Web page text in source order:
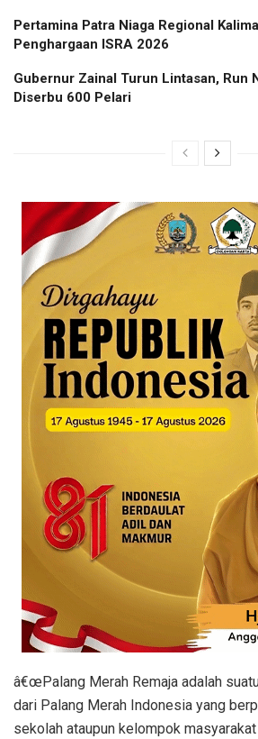
Pertamina Patra Niaga Regional
Penghargaan ISRA 2026
Gubernur Zainal Turun Lintasan, Run
Diserbu 600 Pelari
â€œPalang Merah Remaja adalah
dari Palang Merah Indonesia yang
sekolah ataupun kelompok